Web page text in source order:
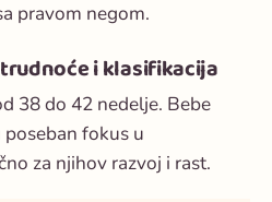
pravom negom.
i klasifikacija
38 do 42 nedelje. Bebe
fokus u
za njihov razvoj i rast.